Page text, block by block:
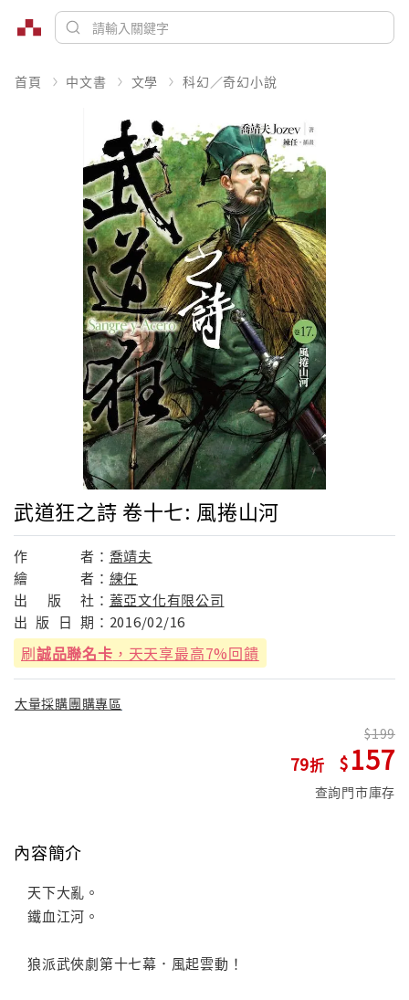
首頁 中文書 文學 科幻／奇幻小說
武道狂之詩 卷十七: 風捲山河
作 者： 喬靖夫
繪
者： 練任
出
版 社： 蓋亞文化有限公司
出 版 日 期： 2016/02/16
刷誠品聯名卡 ，天天享最高7%回饋
大量採購團購專區
79
199
157
查詢門市庫存
內容簡介
天下大亂。
鐵血江河。
狼派武俠劇第十七幕．風起雲動！